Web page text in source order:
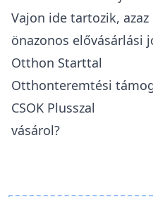
Vajon ide tartozik,
önazonos elővásárlási
Otthon Starttal
Otthonteremtési
CSOK Plusszal
vásárol?